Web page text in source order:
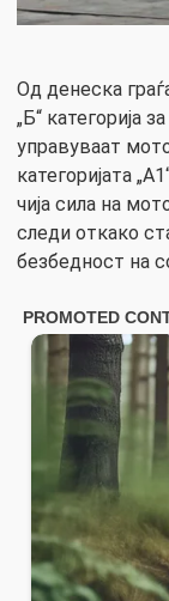
Од денеска
„Б“ категорија
управуваат
категоријата
чија сила на
следи откако
безбедност на